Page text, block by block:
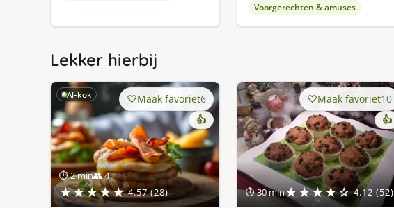
Voorgerechten & amuses
Lekker hierbij
AI-kok
⏱ 2 min👥 4
★★★★★ 4.57 (28)
Maak favoriet6
👍
⏱ 30 min★★★★☆ 4.12 (52)
Maak favoriet10
👍